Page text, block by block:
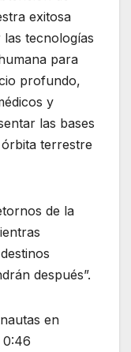
exitosa
tecnologías
para
profundo,
y
las bases
terrestre
de la
después”.
en
0:46